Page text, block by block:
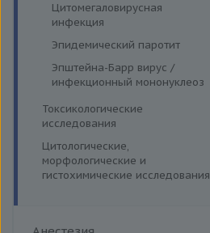
Цитомегаловирусная
инфекция
Эпидемический паротит
Эпштейна-Барр вирус /
инфекционный мононуклеоз
Токсикологические
исследования
Комплексные исследования
Вирусные гепатиты
Ежегодные обследования
Интимное здоровье
Лекарственный мониторинг
Цитологические,
морфологические и
гистохимические исследования